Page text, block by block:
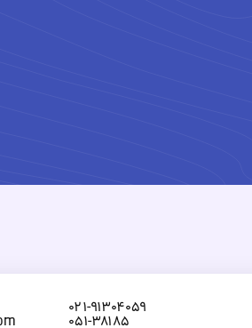
۰۲۱-۹۱۳۰۴۰۵۹
۰۵۱-۳۸۱۸۵